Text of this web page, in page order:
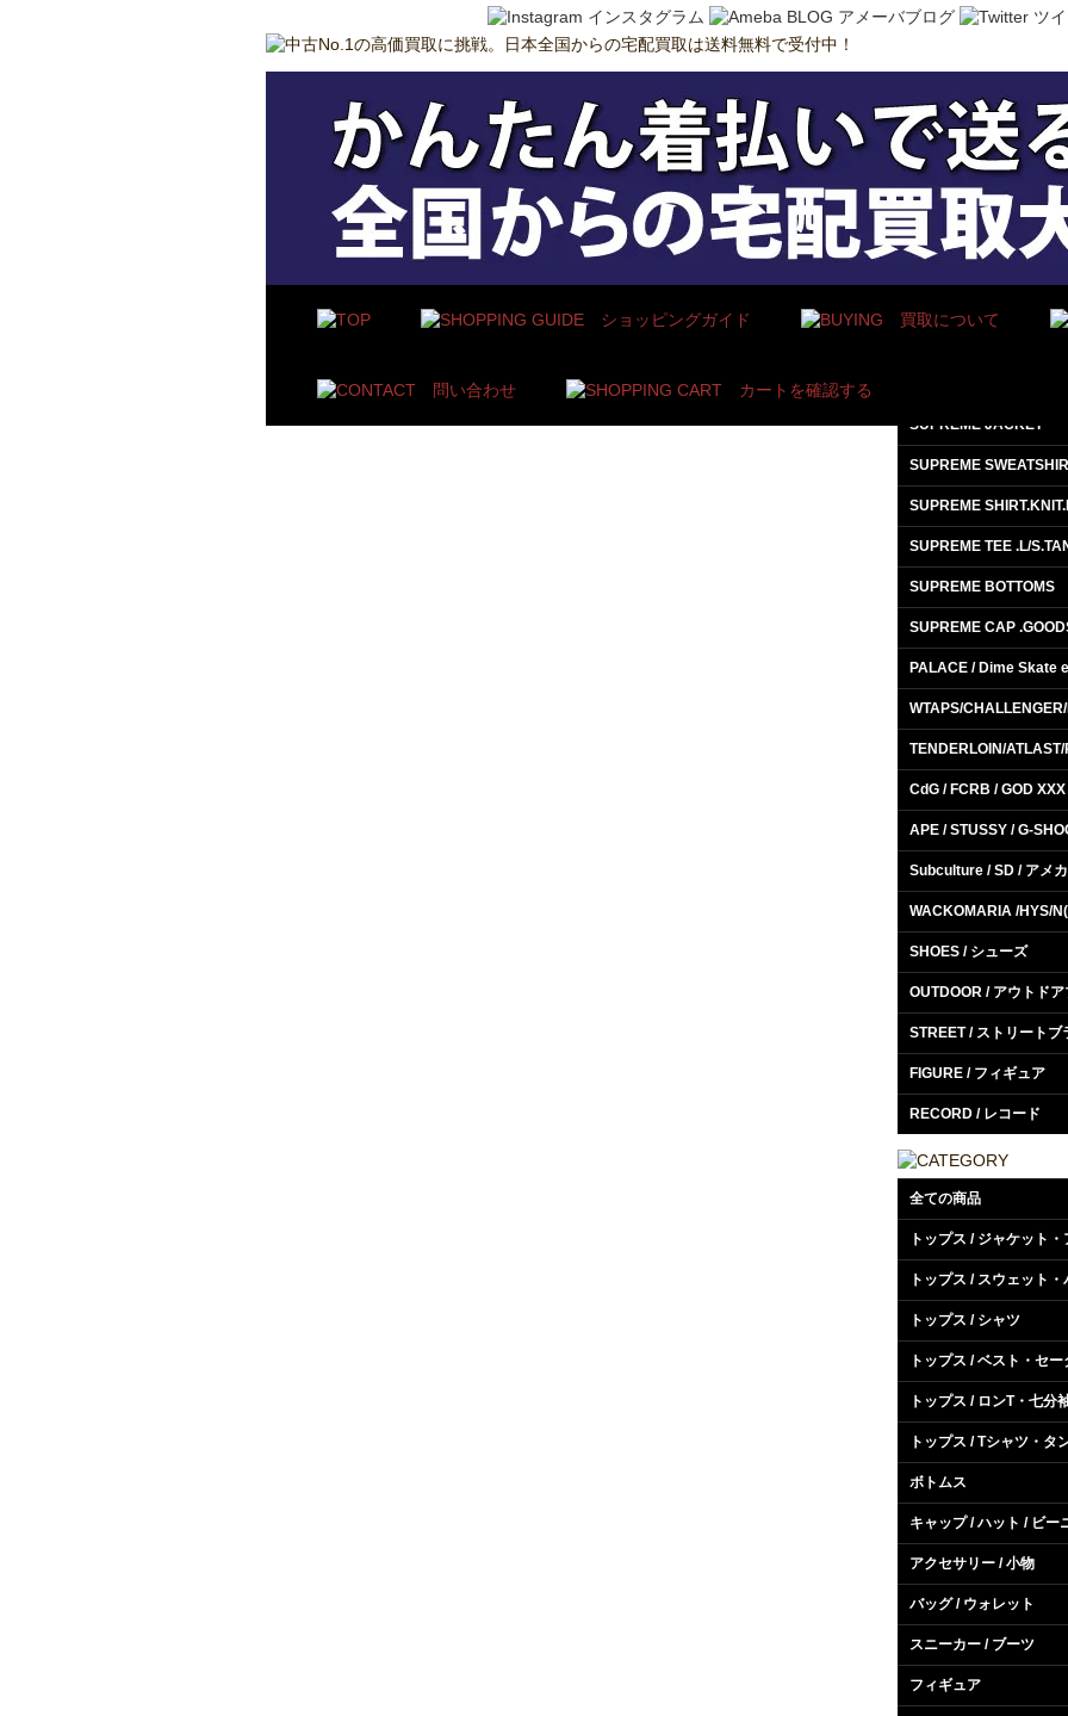
SUPREME JACKET
SUPREME
SUPREME
SUPREME TEE .L/
SUPREME BOTTOMS
SUPREME CAP
PALACE / Dime Skate
WTAPS/
TENDERLOIN/ATLAST/
CdG / FCRB / GOD
APE / STUSSY / G-
Subculture / SD / アメ
WACKOMARIA /HYS/
SHOES / シューズ
OUTDOOR / アウトドア
STREET / ストリートブ
FIGURE / フィギュア
RECORD / レコード
全ての商品
トップス / ジャケット
トップス / スウェット
トップス / シャツ
トップス / ベスト・セ
トップス / ロンT・七分
トップス / Tシャツ・タ
ボトムス
キャップ / ハット / ビー
アクセサリー / 小物
バッグ / ウォレット
スニーカー / ブーツ
フィギュア